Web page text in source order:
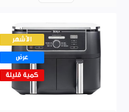
الأشهر
عرض
كمية قليلة